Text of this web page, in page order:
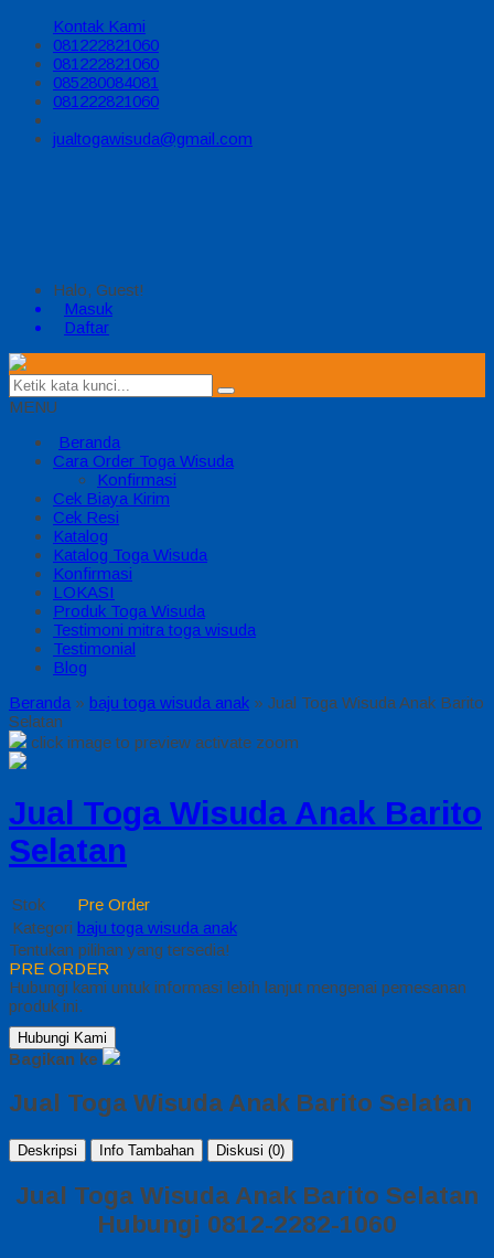
Kontak Kami
081222821060
081222821060
085280084081
081222821060
jualtogawisuda@gmail.com
Halo, Guest!
Masuk
Daftar
MENU
Beranda
Cara Order Toga Wisuda
Konfirmasi
Cek Biaya Kirim
Cek Resi
Katalog
Katalog Toga Wisuda
Konfirmasi
LOKASI
Produk Toga Wisuda
Testimoni mitra toga wisuda
Testimonial
Blog
Beranda » baju toga wisuda anak » Jual Toga Wisuda Anak Barito
Selatan
click image to preview activate zoom
Jual Toga Wisuda Anak Barito
Selatan
Stok
Pre Order
Kategori baju toga wisuda anak
Tentukan pilihan yang tersedia!
PRE ORDER
Hubungi kami untuk informasi lebih lanjut mengenai pemesanan
produk ini.
Hubungi Kami
Bagikan ke
Jual Toga Wisuda Anak Barito Selatan
Deskripsi Info Tambahan Diskusi (0)
Jual Toga Wisuda Anak Barito Selatan
Hubungi 0812-2282-1060